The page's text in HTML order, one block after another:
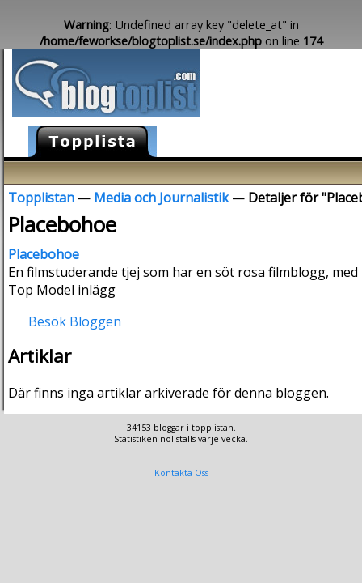
Warning: Undefined array key "delete_at" in
/home/feworkse/blogtoplist.se/index.php on line 174
Topplistan — Media och Journalistik— Detaljer för
Placebohoe
Placebohoe
En filmstuderande tjej som har en söt rosa filmblogg,
Top Model inlägg
Besök Bloggen
Artiklar
Där finns inga artiklar arkiverade för denna bloggen.
34153 bloggar i topplistan.
Statistiken nollställs varje vecka.
Kontakta Oss